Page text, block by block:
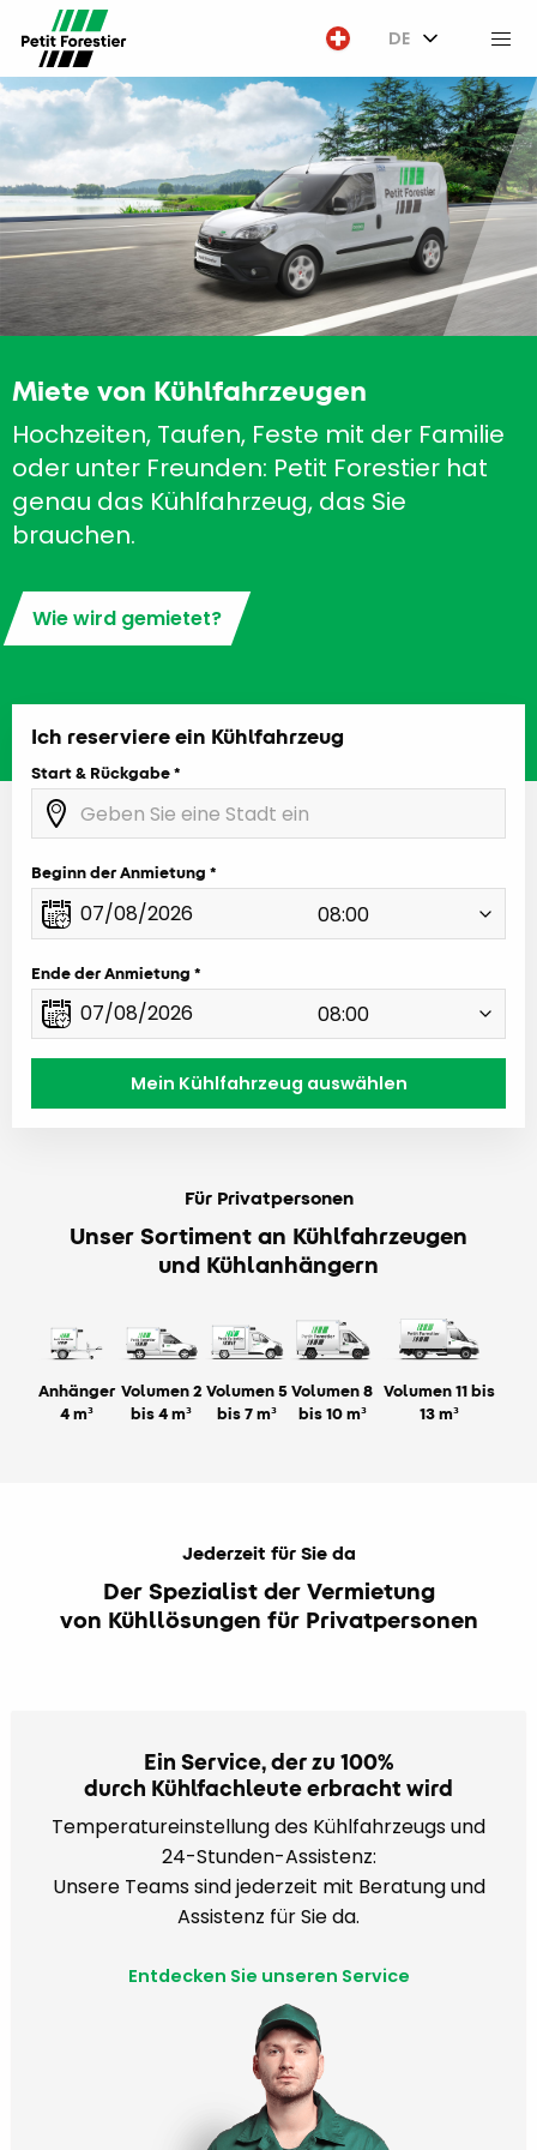
DE
Miete von Kühlfahrzeugen
Hochzeiten, Taufen, Feste mit der Familie
oder unter Freunden: Petit Forestier hat
genau das Kühlfahrzeug, das Sie
brauchen.
Wie wird gemietet?
Ich reserviere ein Kühlfahrzeug
Start & Rückgabe
Beginn der Anmietung
Ende der Anmietung
Für Privatpersonen
Unser Sortiment an Kühlfahrzeugen
und Kühlanhängern
Anhänger
4 m³
Volumen 2
bis 4 m³
Volumen 5
bis 7 m³
Volumen 8
bis 10 m³
Volumen 11 bis
13 m³
Jederzeit für Sie da
Der Spezialist der Vermietung
von Kühllösungen für Privatpersonen
Ein Service, der zu 100%
durch Kühlfachleute erbracht wird
Temperatureinstellung des Kühlfahrzeugs und
24-Stunden-Assistenz:
Unsere Teams sind jederzeit mit Beratung und
Assistenz für Sie da.
Entdecken Sie unseren Service